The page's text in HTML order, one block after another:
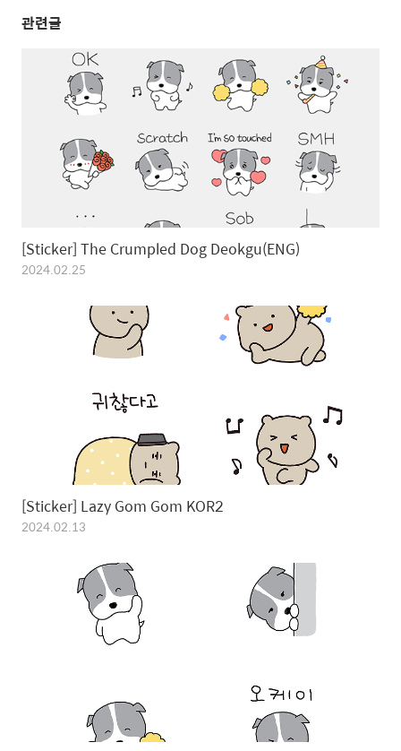
관련글
[Sticker] The Crumpled Dog Deokgu(ENG)
2024.02.25
[Sticker] Lazy Gom Gom KOR2
2024.02.13